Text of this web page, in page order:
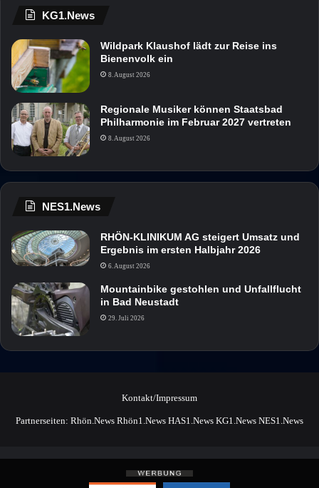
KG1.News
Wildpark Klaushof lädt zur Reise ins
Bienenvolk ein
8. August 2026
Regionale Musiker können Staatsbad
Philharmonie im Februar 2027 vertreten
8. August 2026
NES1.News
RHÖN-KLINIKUM AG steigert Umsatz und
Ergebnis im ersten Halbjahr 2026
6. August 2026
Mountainbike gestohlen und Unfallflucht
in Bad Neustadt
29. Juli 2026
Kontakt/Impressum
Partnerseiten: Rhön.News Rhön1.News HAS1.News KG1.News NES1.News